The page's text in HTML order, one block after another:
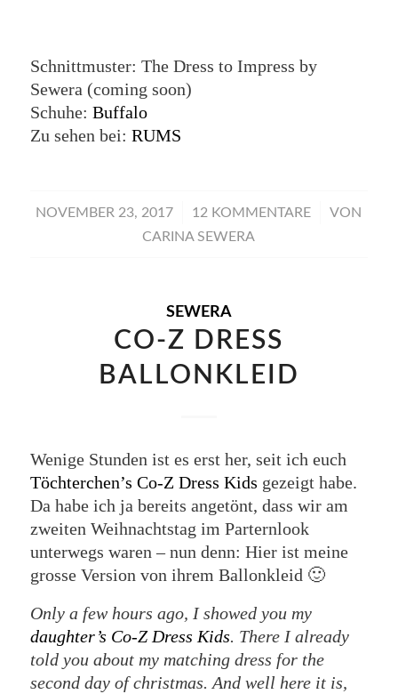
Schnittmuster: The Dress to Impress by
Sewera (coming soon)
Schuhe: Buffalo
Zu sehen bei: RUMS
NOVEMBER 23, 2017
/ 12 KOMMENTARE
/
VON
CARINA SEWERA
SEWERA
CO-Z DRESS
BALLONKLEID
Wenige Stunden ist es erst her, seit ich euch
Töchterchen’s Co-Z Dress Kids gezeigt habe.
Da habe ich ja bereits angetönt, dass wir am
zweiten Weihnachtstag im Parternlook
unterwegs waren – nun denn: Hier ist meine
grosse Version von ihrem Ballonkleid 🙂
Only a few hours ago, I showed you my
daughter’s Co-Z Dress Kids. There I already
told you about my matching dress for the
second day of christmas. And well here it is,